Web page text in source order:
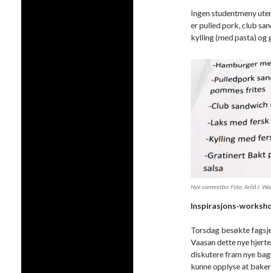
Ingen studentmeny
er pulled pork, club
kylling (med pasta)
Nye varmretter. Foto: Arild J.
Inspirasjons-
Torsdag besøkte
Vaasan dette nye
diskutere fram nye
kunne opplyse at